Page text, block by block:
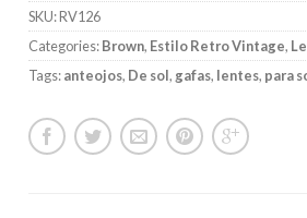
SKU:RV126
Categories:Brown, Estilo Retro Vintage,
Tags:anteojos, De sol, gafas, lentes, para